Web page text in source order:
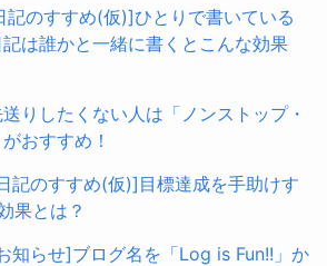
記のすすめ(仮)]ひとりで書いている
は誰かと一緒に書くとこんな効果
送りしたくない人は「ノンストップ・
おすすめ！
記のすすめ(仮)]目標達成を手助けす
果とは？
知らせ]ブログ名を「Log is Fun!!」か